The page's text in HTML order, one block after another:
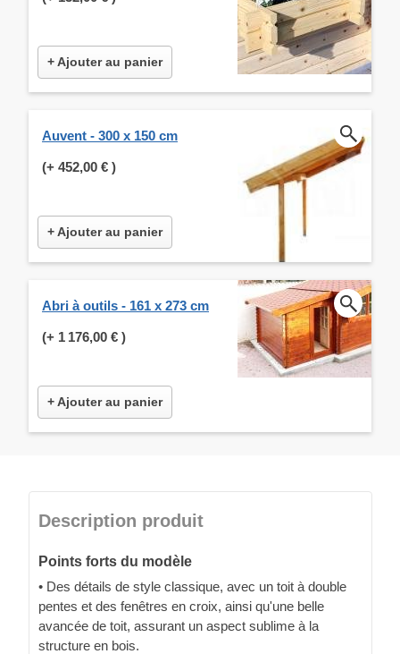
+ Ajouter au panier
Auvent - 300 x 150 cm
(+ 452,00 € )
+ Ajouter au panier
Abri à outils - 161 x 273 cm
(+ 1 176,00 € )
+ Ajouter au panier
Description produit
Points forts du modèle
• Des détails de style classique, avec un toit à double
pentes et des fenêtres en croix, ainsi qu'une belle
avancée de toit, assurant un aspect sublime à la
structure en bois.